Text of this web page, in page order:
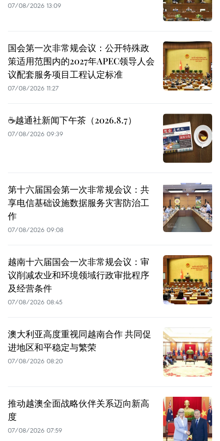
07/08/2026 13:09
国会第一次非常规会议：公开特殊政
策适用范围内的2027年APEC领导人会
议配套服务项目工程认定标准
07/08/2026 11:27
☕️越通社新闻下午茶（2026.8.7）
07/08/2026 09:39
第十六届国会第一次非常规会议：共
享电信基础设施数据服务灾害防治工
作
07/08/2026 09:08
越南十六届国会一次非常规会议：审
议削减农业和环境领域行政审批程序
及经营条件
07/08/2026 08:45
澳大利亚高度重视同越南合作 共同促
进地区和平稳定与繁荣
07/08/2026 08:20
推动越澳全面战略伙伴关系迈向新高
度
07/08/2026 07:59